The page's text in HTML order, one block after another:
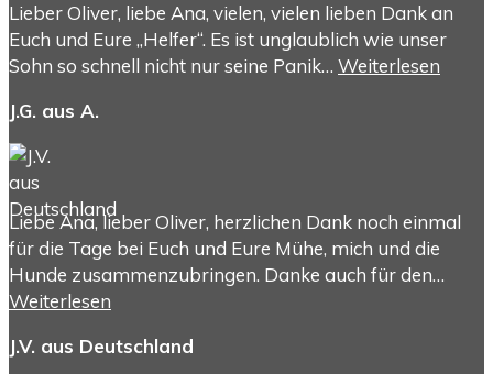
Lieber Oliver, liebe Ana, vielen, vielen lieben Dank an
Euch und Eure „Helfer“. Es ist unglaublich wie unser
Sohn so schnell nicht nur seine Panik… Weiterlesen
J.G. aus A.
Liebe Ana, lieber Oliver, herzlichen Dank noch einmal
für die Tage bei Euch und Eure Mühe, mich und die
Hunde zusammenzubringen. Danke auch für den…
Weiterlesen
J.V. aus Deutschland